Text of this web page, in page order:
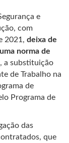
e
com
2021, deixa de
norma de
a substituição
de Trabalho na
de
Programa de
das
que